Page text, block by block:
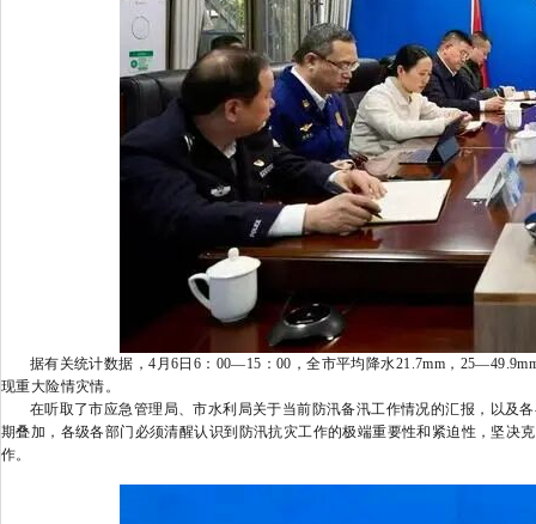
据有关统计数据，4月6日6：00—15：00，全市平均降水21.7mm，
现重大险情灾情。
在听取了市应急管理局、市水利局关于当前防汛备汛工作情况的汇报，以及
期叠加，各级各部门必须清醒认识到防汛抗灾工作的极端重要性和紧迫性，坚决
作。